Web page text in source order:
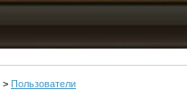
> Пользователи